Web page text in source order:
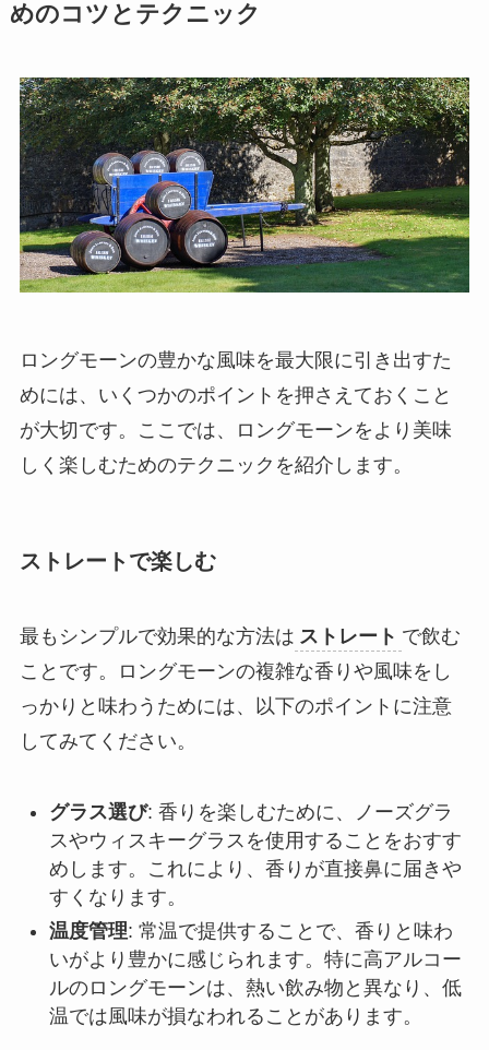
めのコツとテクニック
ロングモーンの豊かな風味を最大限に引き出すた
めには、いくつかのポイントを押さえておくこと
が大切です。ここでは、ロングモーンをより美味
しく楽しむためのテクニックを紹介します。
ストレートで楽しむ
最もシンプルで効果的な方法は ストレート で飲む
ことです。ロングモーンの複雑な香りや風味をし
っかりと味わうためには、以下のポイントに注意
してみてください。
グラス選び: 香りを楽しむために、ノーズグラ
スやウィスキーグラスを使用することをおすす
めします。これにより、香りが直接鼻に届きや
すくなります。
温度管理: 常温で提供することで、香りと味わ
いがより豊かに感じられます。特に高アルコー
ルのロングモーンは、熱い飲み物と異なり、低
温では風味が損なわれることがあります。